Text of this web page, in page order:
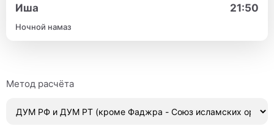
Иша 21:50
Ночной намаз
Метод расчёта